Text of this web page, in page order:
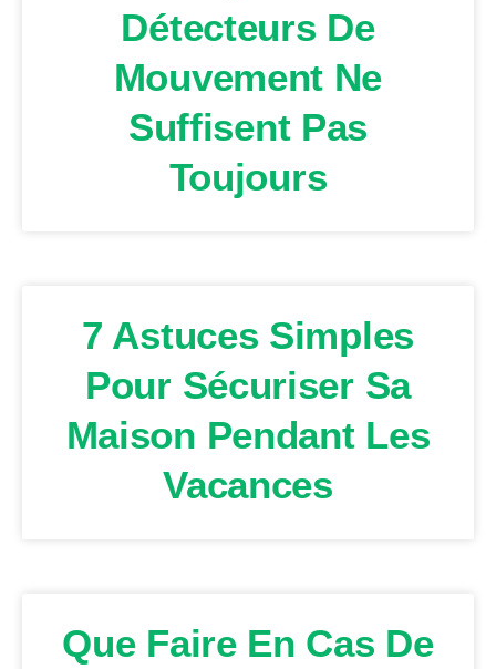
Détecteurs De
Mouvement Ne
Suffisent Pas
Toujours
7 Astuces Simples
Pour Sécuriser Sa
Maison Pendant Les
Vacances
Que Faire En Cas De